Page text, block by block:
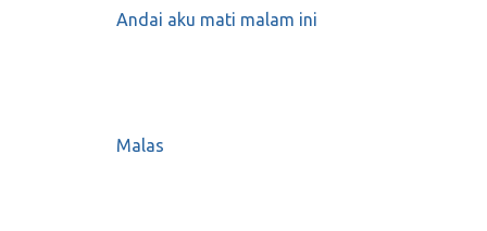
0
Februari 6, 2020
Andai aku mati malam ini
Malas